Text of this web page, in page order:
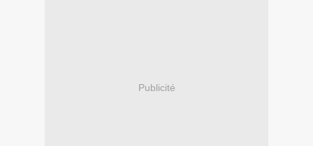
Publicité